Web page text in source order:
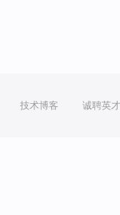
技术博客 诚聘英才